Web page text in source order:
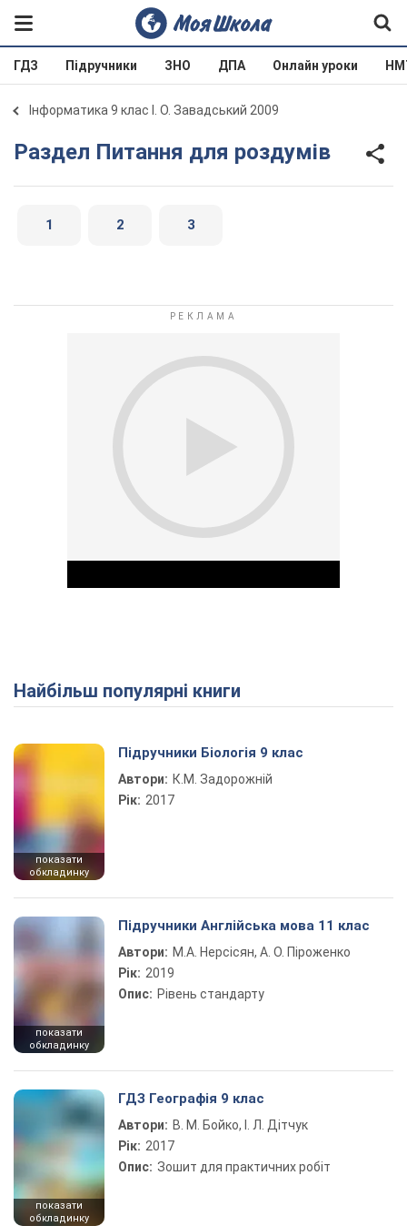
ГДЗ Підручники ЗНО ДПА Онлайн уроки
Інформатика 9 клас І. О. Завадський 2009
Раздел Питання для роздумів
1 2 3
Play Video
Найбільш популярні книги
показати
обкладинку
Підручники Біологія 9 клас
Автори: К.М. Задорожній
Рік: 2017
показати
обкладинку
Підручники Англійська мова 11 клас
Автори: М.А. Нерсісян, А. О. Піроженко
Рік: 2019
Опис: Рівень стандарту
показати
обкладинку
ГДЗ Географія 9 клас
Автори: В. М. Бойко, І. Л. Дітчук
Рік: 2017
Опис: Зошит для практичних робіт